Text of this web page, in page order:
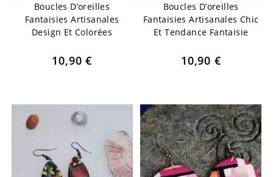
Boucles D’oreilles
Fantaisies Artisanales
Design Et Colorées
10,90€
Boucles D’oreilles
Fantaisies Artisanales Chic
Et Tendance Fantaisie
10,90 €